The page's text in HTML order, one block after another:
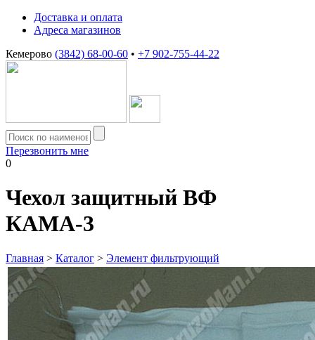
Доставка и оплата
Адреса магазинов
Кемерово (3842) 68-00-60 • +7 902-755-44-22
Перезвонить мне
0
Чехол защитный ВФ
КАМА-3
Главная > Каталог > Элемент фильтрующий